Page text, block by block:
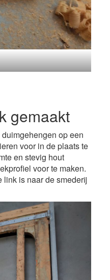
gemaakt
op een
voor in de plaats te
en stevig hout
voor te maken.
link is naar de smederij